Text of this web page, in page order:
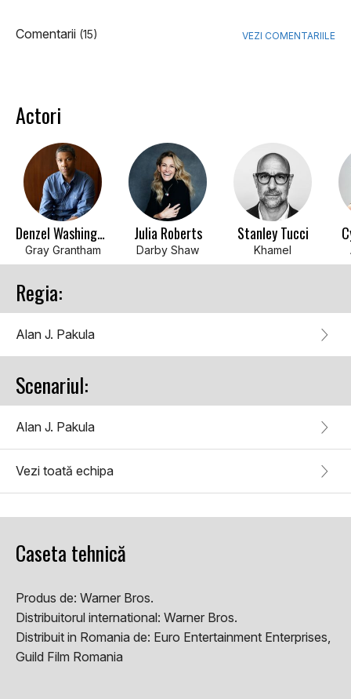
Comentarii (15) VEZI COMENTARIILE
Actori
Denzel Washington
Gray Grantham
Julia Roberts
Darby Shaw
Stanley Tucci
Khamel
Regia:
Alan J. Pakula
Scenariul:
Alan J. Pakula
Vezi toată echipa
Caseta tehnică
Produs de: Warner Bros.
Distribuitorul international: Warner Bros.
Distribuit in Romania de: Euro Entertainment Enterprises,
Guild Film Romania